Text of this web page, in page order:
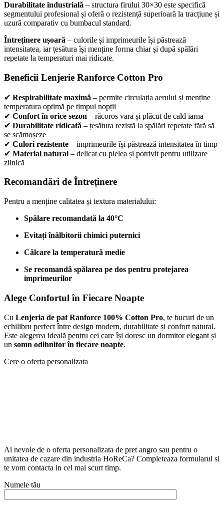
Durabilitate industrială – structura firului 30×30 este specifică
segmentului profesional și oferă o rezistență superioară la tracțiune și
uzură comparativ cu bumbacul standard.
Întreținere ușoară – culorile și imprimeurile își păstrează
intensitatea, iar țesătura își menține forma chiar și după spălări
repetate la temperaturi mai ridicate.
Beneficii Lenjerie Ranforce Cotton Pro
✔ Respirabilitate maximă – permite circulația aerului și menține
temperatura optimă pe timpul nopții
✔ Confort în orice sezon – răcoros vara și plăcut de cald iarna
✔ Durabilitate ridicată – țesătura rezistă la spălări repetate fără să
se scămoșeze
✔ Culori rezistente – imprimeurile își păstrează intensitatea în timp
✔ Material natural – delicat cu pielea și potrivit pentru utilizare
zilnică
Recomandări de Întreținere
Pentru a menține calitatea și textura materialului:
Spălare recomandată la 40°C
Evitați înălbitorii chimici puternici
Călcare la temperatură medie
Se recomandă spălarea pe dos pentru protejarea
imprimeurilor
Alege Confortul în Fiecare Noapte
Cu Lenjeria de pat Ranforce 100% Cotton Pro, te bucuri de un
echilibru perfect între design modern, durabilitate și confort natural.
Este alegerea ideală pentru cei care își doresc un dormitor elegant și
un somn odihnitor în fiecare noapte.
Cere o oferta personalizata
Ai nevoie de o oferta personalizata de pret angro sau pentru o
unitatea de cazare din industria HoReCa? Completeaza formularul si
te vom contacta in cel mai scurt timp.
Numele tău